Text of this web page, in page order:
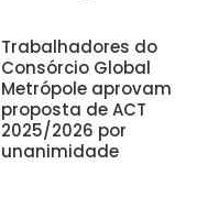
Trabalhadores do
Consórcio Global
Metrópole aprovam
proposta de ACT
2025/2026 por
unanimidade